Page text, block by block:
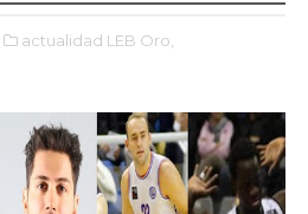
actualidad LEB Oro,